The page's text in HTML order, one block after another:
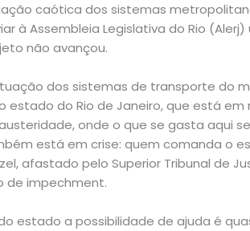
caótica dos sistemas
à Assembleia Legislativa do Rio
não avançou.
dos sistemas de transporte do
estado do Rio de Janeiro, que está
onde o que se gasta aqui
está em crise: quem comanda o
afastado pelo Superior Tribunal de
de impechment.
estado a possibilidade de ajuda é